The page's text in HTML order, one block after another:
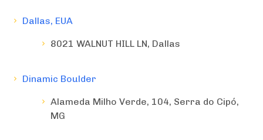
Dallas, EUA
8021 WALNUT HILL LN, Dallas
Dinamic Boulder
Alameda Milho Verde, 104, Serra do Cipó,
MG